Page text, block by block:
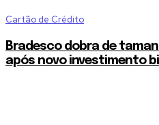
Cartão de Crédito
Bradesco dobra de
após novo investimento